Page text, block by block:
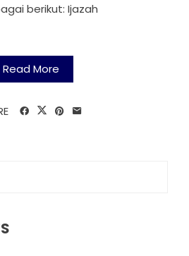
berikut: Ijazah
Read More